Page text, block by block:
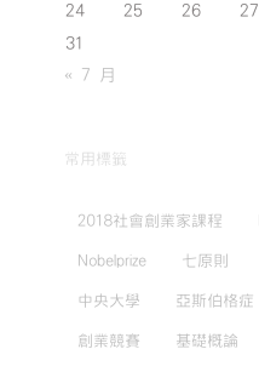
24
25 26 27
31
« 7 月
常用標籤
2018社會創業家課程
Nobelprize 七原則
中央大學 亞斯伯格症
創業競賽 基礎概論